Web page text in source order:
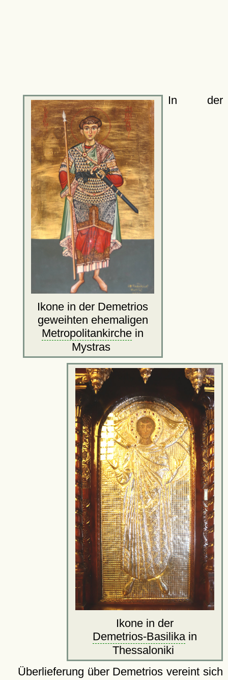
Ikone in der Demetrios
geweihten ehemaligen
Metropolitankirche in
Mystras
Ikone in der
Demetrios-Basilika in
Thessaloniki
In der
Überlieferung über Demetrios vereint sich